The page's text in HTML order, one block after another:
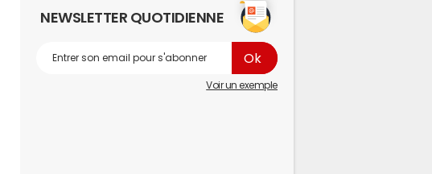
NEWSLETTER QUOTIDIENNE
Voir un exemple